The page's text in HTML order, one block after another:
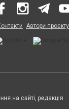
Автори проєкту
на сайті, редакція